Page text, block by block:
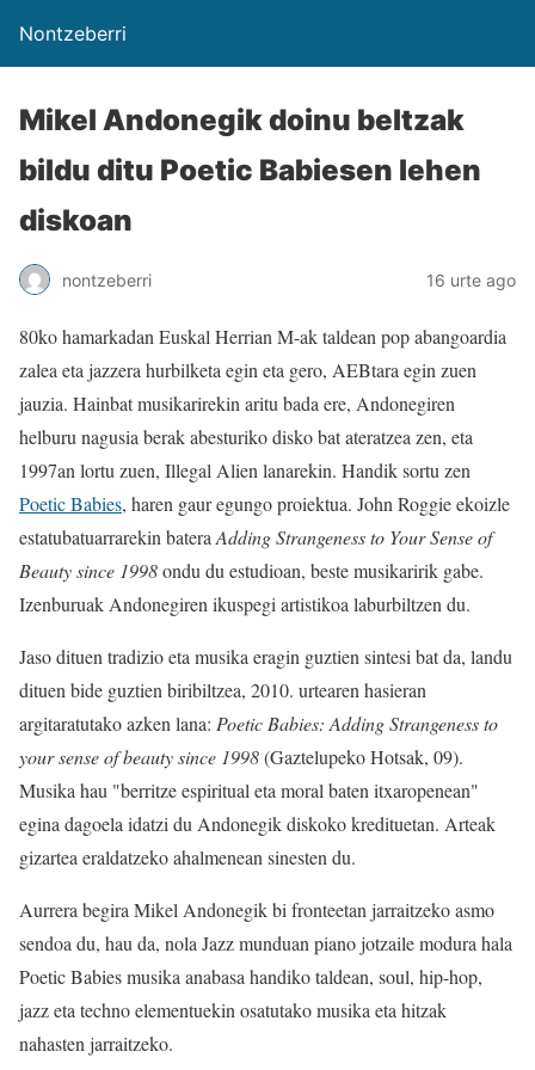
Nontzeberri
Mikel Andonegik doinu beltzak
bildu ditu Poetic Babiesen lehen
diskoan
nontzeberri 16 urte ago
80ko hamarkadan Euskal Herrian M-ak taldean pop abangoardia
zalea eta jazzera hurbilketa egin eta gero, AEBtara egin zuen
jauzia. Hainbat musikarirekin aritu bada ere, Andonegiren
helburu nagusia berak abesturiko disko bat ateratzea zen, eta
1997an lortu zuen, Illegal Alien lanarekin. Handik sortu zen
Poetic Babies, haren gaur egungo proiektua. John Roggie ekoizle
estatubatuarrarekin batera Adding Strangeness to Your Sense of
Beauty since 1998ondu du estudioan, beste musikaririk gabe.
Izenburuak Andonegiren ikuspegi artistikoa laburbiltzen du.
Jaso dituen tradizio eta musika eragin guztien sintesi bat da, landu
dituen bide guztien biribiltzea, 2010. urtearen hasieran
argitaratutako azken lana: Poetic Babies: Adding Strangeness to
your sense of beauty since 1998(Gaztelupeko Hotsak, 09).
Musika hau "berritze espiritual eta moral baten itxaropenean"
egina dagoela idatzi du Andonegik diskoko kredituetan. Arteak
gizartea eraldatzeko ahalmenean sinesten du.
Aurrera begira Mikel Andonegik bi fronteetan jarraitzeko asmo
sendoa du, hau da, nola Jazz munduan piano jotzaile modura hala
Poetic Babies musika anabasa handiko taldean, soul, hip-hop,
jazz eta techno elementuekin osatutako musika eta hitzak
nahasten jarraitzeko.